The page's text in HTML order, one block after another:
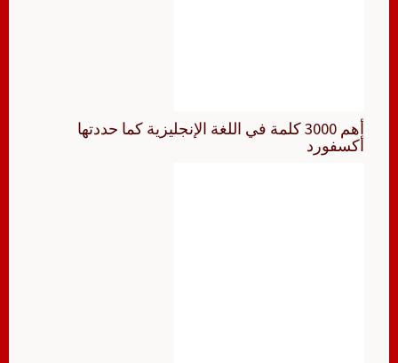
أهم 3000 كلمة في اللغة الإنجليزية كما حددتها
أكسفورد